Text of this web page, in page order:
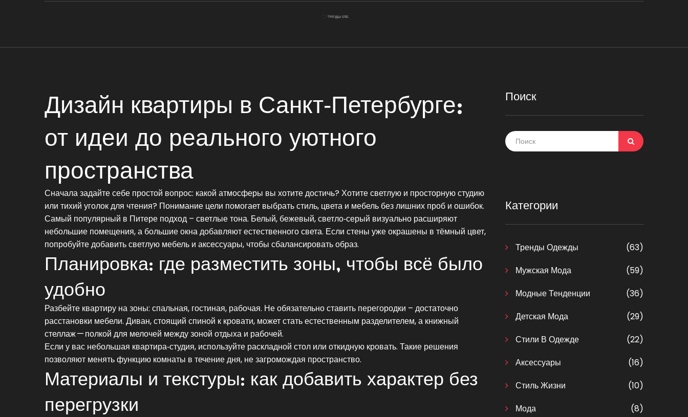
Дизайн квартиры в Санкт‑Петербурге:
от идеи до реального уютного
пространства
Сначала задайте себе простой вопрос: какой атмосферы вы хотите достичь? Хотите светлую и просторную студию
или тихий уголок для чтения? Понимание цели помогает выбрать стиль, цвета и мебель без лишних проб и ошибок.
Самый популярный в Питере подход – светлые тона. Белый, бежевый, светло‑серый визуально расширяют
небольшие помещения, а большие окна добавляют естественного света. Если стены уже окрашены в тёмный цвет,
попробуйте добавить светлую мебель и аксессуары, чтобы сбалансировать образ.
Планировка: где разместить зоны, чтобы всё было
удобно
Разбейте квартиру на зоны: спальная, гостиная, рабочая. Не обязательно ставить перегородки – достаточно
расстановки мебели. Диван, стоящий спиной к кровати, может стать естественным разделителем, а книжный
стеллаж — полкой для мелочей между зоной отдыха и рабочей.
Если у вас небольшая квартира‑студия, используйте раскладной стол или откидную кровать. Такие решения
позволяют менять функцию комнаты в течение дня, не загромождая пространство.
Материалы и текстуры: как добавить характер без
перегрузки
Поиск
Категории
Тренды Одежды
(63)
Мужская Мода
(59)
Модные Тенденции
(36)
Детская Мода
(29)
Стили В Одежде
(22)
Аксессуары
(16)
Стиль Жизни
(10)
Мода
(8)